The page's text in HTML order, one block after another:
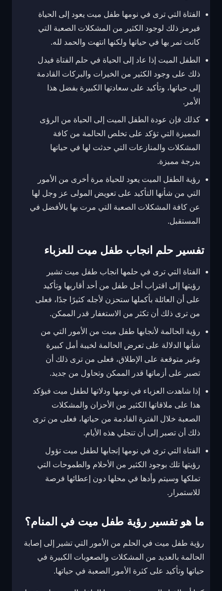
الفتاة التي ترى في نومها طفل ميت يعود إلى الحياة
فيرمز ذلك لوجود الكثير من المشكلات الصعبة التي
كانت تمر بها في حياتها ولكنها انتهت والحمد لله.
الطفل الميت إذا عاد إلى الحياة في حلم الفتاة فيدل
ذلك على وجود الكثير من الخيرات والبركات القادمة
إلى حياتها، وتأكيد على سعادتها الكبيرة بفضل هذا
الأمر.
كذلك فإن عودة الطفل الميت إلى الحياة من الرؤى
المميزة التي تؤكد على تخلص الحالمة من كافة
المشكلات والمنازعات التي حدثت لها في حياتها
بدرجة مميزة.
رؤية الطفل الميت يعود للحياة مرة أخرى من الأمور
التي من شأنها التأكيد على تعويض المولى عز وجل لها
عن كافة المشكلات الصعبة التي مرت بها بالأفضل في
المستقبل.
تفسير حلم انجاب طفل ميت للعزباء
الفتاة التي ترى في حلمها انجاب طفل ميت تشير
رؤيتها إلى اقتراب أجل طفل من أحد أقاربها وتأكيد
على أن العائلة بأكملها ستحزن لأجله كثيرًا جدًا، فعلى
من ترى ذلك أن تكثر من الاستغفار قدر الممكن.
رؤية الحالمة لأنجابها طفل ميت من الأمور التي من
شأنها الدلالة على تعرض الحالمة لخيبة أمل كبيرة
وغير متوقعة على الإطلاق، فعلى من ترى ذلك أن
تصبر على أزماتها قدر الممكن وتحاول من جديد.
إذا شاهدت العزباء في نومها ودلاتها لطفل ميت فيؤكد
هذا على ملاقاتها الكثير من الأحزان والمشكلات
الصعبة خلال الفترة القادمة من حياتها، فعلى من ترى
ذلك أن تصبر إلى أن تنجلي هذه الأيام.
الفتاة التي ترى في نومها إنجابها لطفل ميت تؤول
رؤيتها تلك بوجود الكثير من الأحلام والطموحات التي
تملكها وسيتم وأدها في محلها دون إعطائها فرصة
للاستمرار.
ما هو تفسير رؤية طفل ميت في المنام؟
رؤية طفل ميت في الحلم من الأمور التي تشير إلى إصابة
الحالمة بالعديد من المشكلات والصعوبات الكبيرة في
حياتها وتأكيد على كثرة الأمور الصعبة في حياتها.